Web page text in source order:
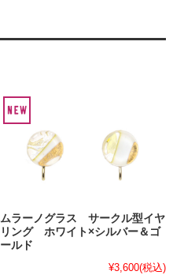
ムラーノグラス サークル型イヤ
リング ホワイト×シルバー＆ゴ
ールド
¥3,600(税込)